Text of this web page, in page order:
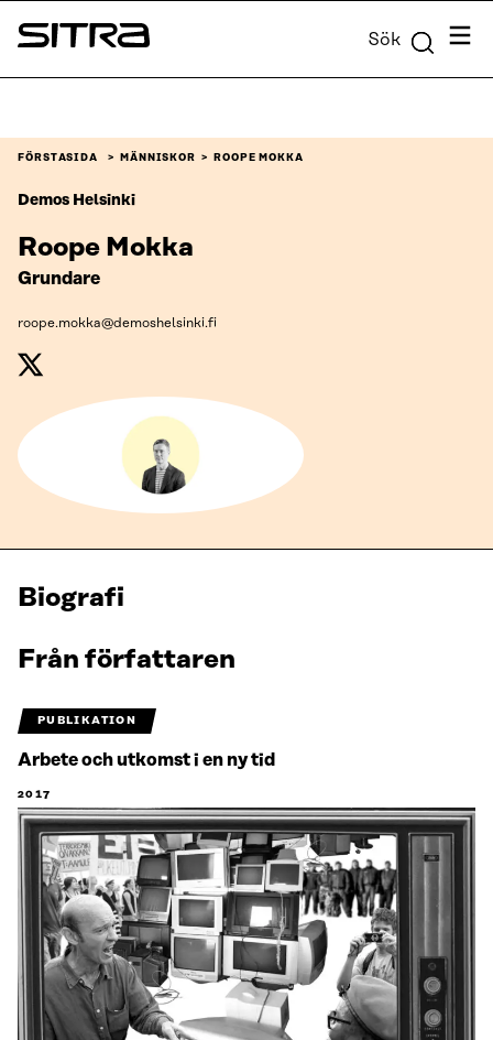
Skip to
content
Sitra Sök Meny
FÖRSTASIDA MÄNNISKOR ROOPE MOKKA
Demos Helsinki
Roope Mokka
Grundare
roope.mokka@demoshelsinki.fi
Biografi
Från författaren
PUBLIKATION
Arbete och utkomst i en ny tid
2017